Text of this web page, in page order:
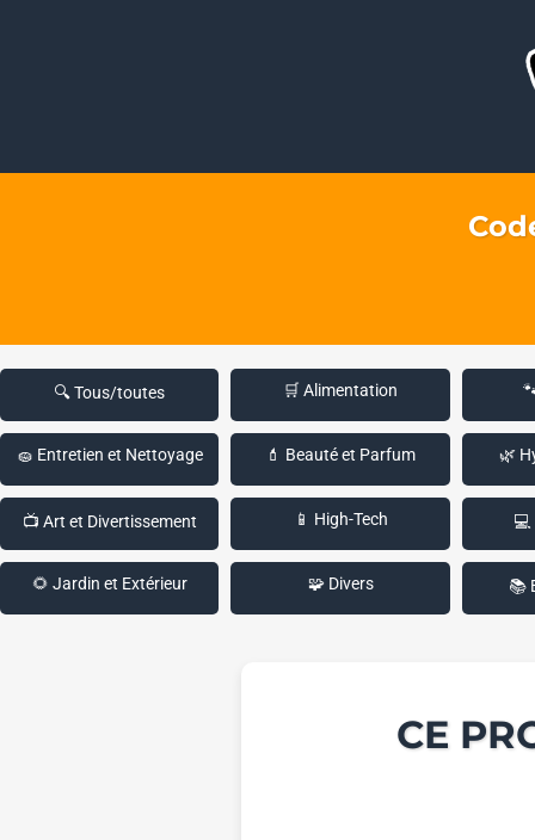
🔍 Tous/toutes 🛒 Alimentation
🧽 Entretien et Nettoyage 💄 Beauté et Parfum 🌿
📺 Art et Divertissement 📱 High-Tech 💻
🌻 Jardin et Extérieur 🧩 Divers 📚
CE